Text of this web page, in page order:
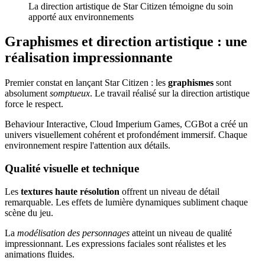
La direction artistique de Star Citizen témoigne du soin
apporté aux environnements
Graphismes et direction artistique : une
réalisation impressionnante
Premier constat en lançant Star Citizen : les graphismes sont
absolument somptueux. Le travail réalisé sur la direction artistique
force le respect.
Behaviour Interactive, Cloud Imperium Games, CGBot a créé un
univers visuellement cohérent et profondément immersif. Chaque
environnement respire l'attention aux détails.
Qualité visuelle et technique
Les textures haute résolution offrent un niveau de détail
remarquable. Les effets de lumière dynamiques subliment chaque
scène du jeu.
La modélisation des personnages atteint un niveau de qualité
impressionnant. Les expressions faciales sont réalistes et les
animations fluides.